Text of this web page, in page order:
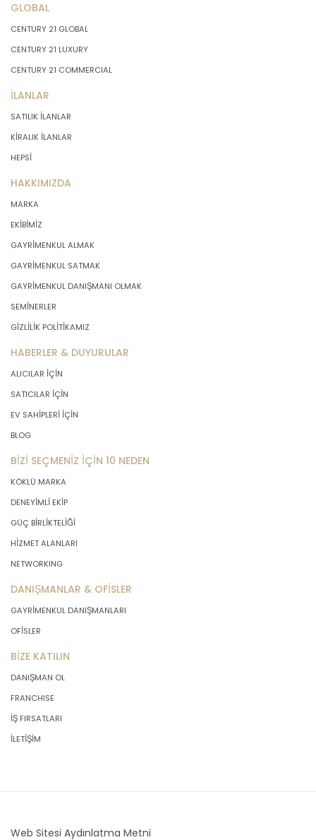
GLOBAL
CENTURY 21 GLOBAL
CENTURY 21 LUXURY
CENTURY 21 COMMERCIAL
İLANLAR
SATILIK İLANLAR
KİRALIK İLANLAR
HEPSİ
HAKKIMIZDA
MARKA
EKİBİMİZ
GAYRİMENKUL ALMAK
GAYRİMENKUL SATMAK
GAYRİMENKUL DANIŞMANI OLMAK
SEMİNERLER
GİZLİLİK POLİTİKAMIZ
HABERLER & DUYURULAR
ALICILAR İÇİN
SATICILAR İÇİN
EV SAHİPLERİ İÇİN
BLOG
BİZİ SEÇMENİZ İÇİN 10 NEDEN
KÖKLÜ MARKA
DENEYİMLİ EKİP
GÜÇ BİRLİKTELİĞİ
HİZMET ALANLARI
NETWORKING
DANIŞMANLAR & OFİSLER
GAYRİMENKUL DANIŞMANLARI
OFİSLER
BİZE KATILIN
DANIŞMAN OL
FRANCHISE
İŞ FIRSATLARI
İLETİŞİM
Web Sitesi Aydınlatma Metni